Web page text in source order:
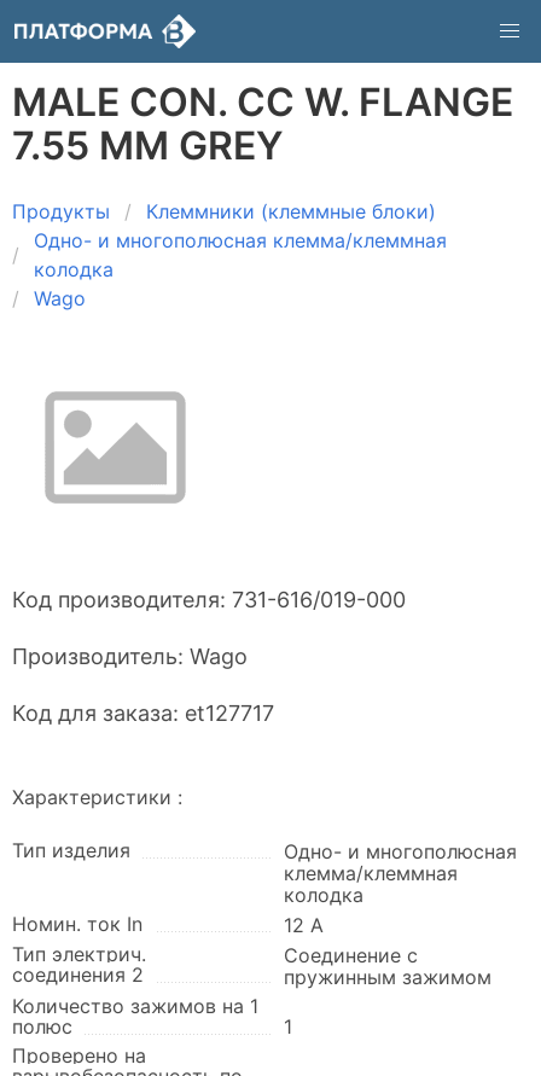
MALE CON. CC W. FLANGE
7.55 MM GREY
Продукты
Клеммники (клеммные блоки)
Одно- и многополюсная клемма/клеммная
колодка
Wago
Код производителя: 731-616/019-000
Производитель: Wago
Код для заказа: et127717
Характеристики :
Тип изделия
Одно- и многополюсная
клемма/клеммная
колодка
Номин. ток In
12 А
Тип электрич.
соединения 2
Соединение с
пружинным зажимом
Количество зажимов на 1
полюс
1
Проверено на